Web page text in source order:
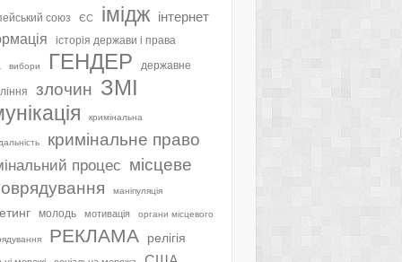
союз ЄС імідж інтернет
історія держави і права
вибори ГЕНДЕР державне
злочин ЗМІ
кримінальна
кримінальне право
процес місцеве
маніпуляція
молодь мотивація органи місцевого
РЕКЛАМА релігія